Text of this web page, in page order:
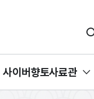
사이버향토사료관